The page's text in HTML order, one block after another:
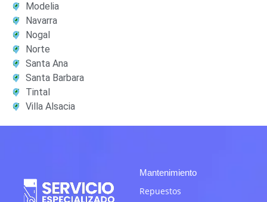
Modelia
Navarra
Nogal
Norte
Santa Ana
Santa Barbara
Tintal
Villa Alsacia
Mantenimiento
Repuestos